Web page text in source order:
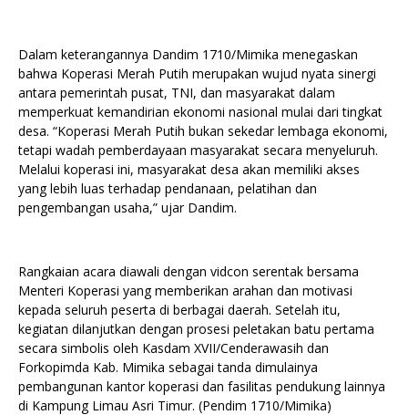
Dalam keterangannya Dandim 1710/Mimika menegaskan
bahwa Koperasi Merah Putih merupakan wujud nyata sinergi
antara pemerintah pusat, TNI, dan masyarakat dalam
memperkuat kemandirian ekonomi nasional mulai dari tingkat
desa. “Koperasi Merah Putih bukan sekedar lembaga ekonomi,
tetapi wadah pemberdayaan masyarakat secara menyeluruh.
Melalui koperasi ini, masyarakat desa akan memiliki akses
yang lebih luas terhadap pendanaan, pelatihan dan
pengembangan usaha,” ujar Dandim.
Rangkaian acara diawali dengan vidcon serentak bersama
Menteri Koperasi yang memberikan arahan dan motivasi
kepada seluruh peserta di berbagai daerah. Setelah itu,
kegiatan dilanjutkan dengan prosesi peletakan batu pertama
secara simbolis oleh Kasdam XVII/Cenderawasih dan
Forkopimda Kab. Mimika sebagai tanda dimulainya
pembangunan kantor koperasi dan fasilitas pendukung lainnya
di Kampung Limau Asri Timur. (Pendim 1710/Mimika)